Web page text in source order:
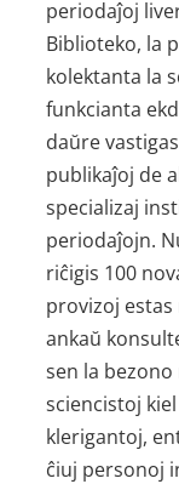
periodaĵoj
Biblioteko, la
kolektanta la
funkcianta
daŭre
publikaĵoj de
specializaj
periodaĵojn.
riĉigis 100
provizoj estas
ankaŭ
sen la bezono
sciencistoj
klerigantoj,
ĉiuj personoj